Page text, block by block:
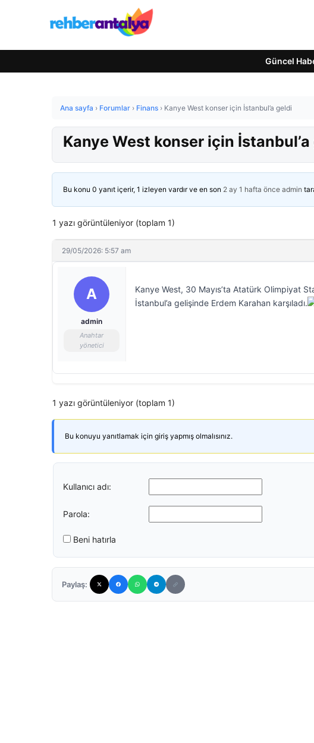
Güncel
Ana sayfa › Forumlar › Finans › Kanye West konser için İstanbul’a geldi
Kanye West konser için
Bu konu 0 yanıt içerir, 1 izleyen vardır ve en son 2 ay 1 hafta önce admin
1 yazı görüntüleniyor (toplam 1)
29/05/2026: 5:57 am
A
admin
Anahtar
yönetici
Kanye West, 30 Mayıs’ta Atatürk Olimpiyat
İstanbul’a gelişinde Erdem Karahan karşıladı.
1 yazı görüntüleniyor (toplam 1)
Bu konuyu yanıtlamak için giriş yapmış olmalısınız.
Kullanıcı adı:
Parola:
Beni hatırla
Paylaş: